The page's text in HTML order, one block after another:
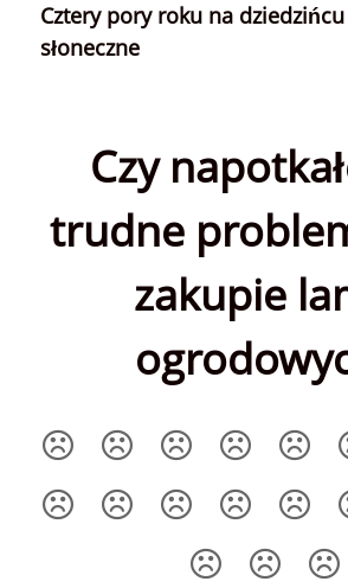
Cztery pory roku na dziedzińcu
słoneczne
Czy
trudne
zakupie